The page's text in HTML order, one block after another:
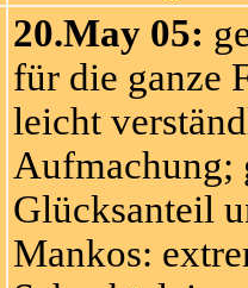
20.May 05:
für die ganze
leicht
Aufmachung;
Glücksanteil
Mankos: